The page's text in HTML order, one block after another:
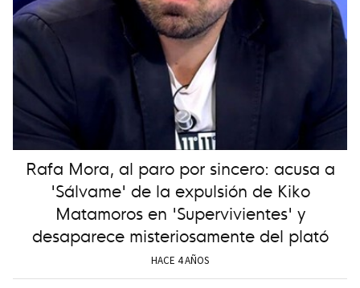
Rafa Mora, al paro por sincero: acusa a
'Sálvame' de la expulsión de Kiko
Matamoros en 'Supervivientes' y
desaparece misteriosamente del plató
HACE 4 AÑOS